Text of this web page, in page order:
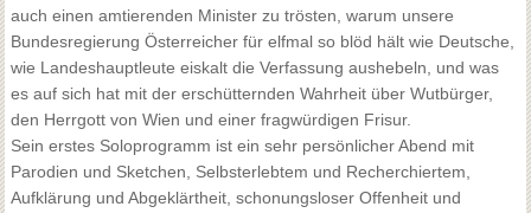
auch einen amtierenden Minister zu trösten, warum unsere
Bundesregierung Österreicher für elfmal so blöd hält wie Deutsche,
wie Landeshauptleute eiskalt die Verfassung aushebeln, und was
es auf sich hat mit der erschütternden Wahrheit über Wutbürger,
den Herrgott von Wien und einer fragwürdigen Frisur.
Sein erstes Soloprogramm ist ein sehr persönlicher Abend mit
Parodien und Sketchen, Selbsterlebtem und Recherchiertem,
Aufklärung und Abgeklärtheit, schonungsloser Offenheit und